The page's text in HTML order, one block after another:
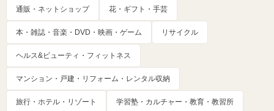
通販・ネットショップ 花・ギフト・手芸
本・雑誌・音楽・DVD・映画・ゲーム リサイクル
ヘルス&ビューティ・フィットネス
マンション・戸建・リフォーム・レンタル収納
旅行・ホテル・リゾート 学習塾・カルチャー・教育・教習所